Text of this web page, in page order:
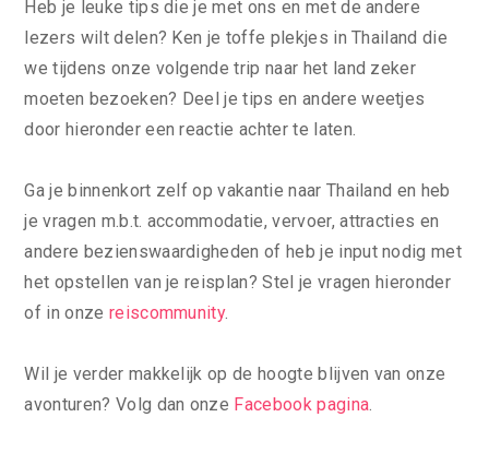
Heb je leuke tips die je met ons en met de andere
lezers wilt delen? Ken je toffe plekjes in Thailand die
we tijdens onze volgende trip naar het land zeker
moeten bezoeken? Deel je tips en andere weetjes
door hieronder een reactie achter te laten.
Ga je binnenkort zelf op vakantie naar Thailand en heb
je vragen m.b.t. accommodatie, vervoer, attracties en
andere bezienswaardigheden of heb je input nodig met
het opstellen van je reisplan? Stel je vragen hieronder
of in onze reiscommunity.
Wil je verder makkelijk op de hoogte blijven van onze
avonturen? Volg dan onze Facebook pagina.